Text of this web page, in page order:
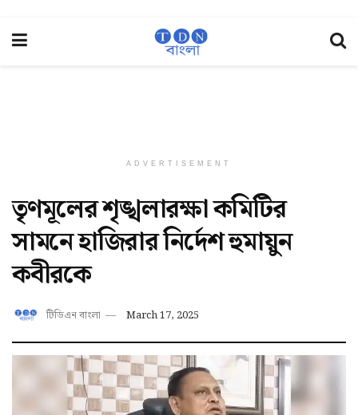
ADVERTISEMENT
তৃণমূলের শৃঙ্খলারক্ষা কমিটির
সামনে হাজিরার নির্দেশ হুমায়ুন
কবীরকে
টিডিএন বাংলা March 17, 2025